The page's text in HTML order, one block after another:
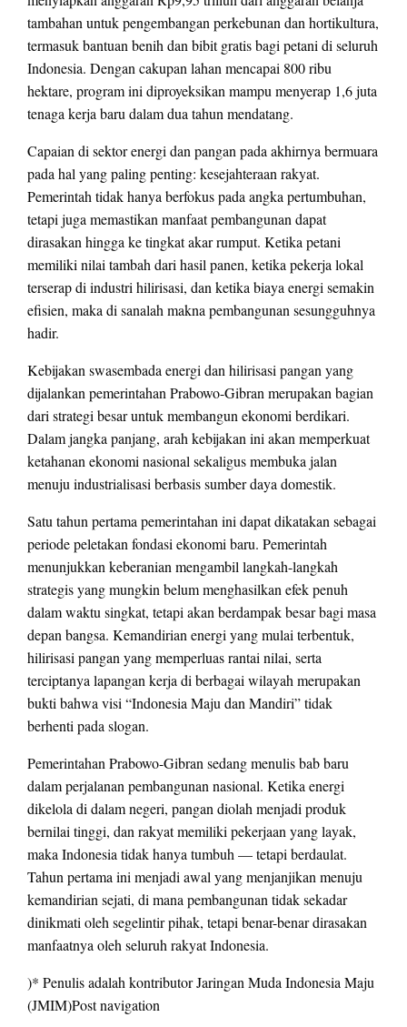
tambahan untuk pengembangan perkebunan dan hortikultura,
termasuk bantuan benih dan bibit gratis bagi petani di seluruh
Indonesia. Dengan cakupan lahan mencapai 800 ribu
hektare, program ini diproyeksikan mampu menyerap 1,6 juta
tenaga kerja baru dalam dua tahun mendatang.
Capaian di sektor energi dan pangan pada akhirnya bermuara
pada hal yang paling penting: kesejahteraan rakyat.
Pemerintah tidak hanya berfokus pada angka pertumbuhan,
tetapi juga memastikan manfaat pembangunan dapat
dirasakan hingga ke tingkat akar rumput. Ketika petani
memiliki nilai tambah dari hasil panen, ketika pekerja lokal
terserap di industri hilirisasi, dan ketika biaya energi semakin
efisien, maka di sanalah makna pembangunan sesungguhnya
hadir.
Kebijakan swasembada energi dan hilirisasi pangan yang
dijalankan pemerintahan Prabowo-Gibran merupakan bagian
dari strategi besar untuk membangun ekonomi berdikari.
Dalam jangka panjang, arah kebijakan ini akan memperkuat
ketahanan ekonomi nasional sekaligus membuka jalan
menuju industrialisasi berbasis sumber daya domestik.
Satu tahun pertama pemerintahan ini dapat dikatakan sebagai
periode peletakan fondasi ekonomi baru. Pemerintah
menunjukkan keberanian mengambil langkah-langkah
strategis yang mungkin belum menghasilkan efek penuh
dalam waktu singkat, tetapi akan berdampak besar bagi masa
depan bangsa. Kemandirian energi yang mulai terbentuk,
hilirisasi pangan yang memperluas rantai nilai, serta
terciptanya lapangan kerja di berbagai wilayah merupakan
bukti bahwa visi “Indonesia Maju dan Mandiri” tidak
berhenti pada slogan.
Pemerintahan Prabowo-Gibran sedang menulis bab baru
dalam perjalanan pembangunan nasional. Ketika energi
dikelola di dalam negeri, pangan diolah menjadi produk
bernilai tinggi, dan rakyat memiliki pekerjaan yang layak,
maka Indonesia tidak hanya tumbuh — tetapi berdaulat.
Tahun pertama ini menjadi awal yang menjanjikan menuju
kemandirian sejati, di mana pembangunan tidak sekadar
dinikmati oleh segelintir pihak, tetapi benar-benar dirasakan
manfaatnya oleh seluruh rakyat Indonesia.
)* Penulis adalah kontributor Jaringan Muda Indonesia Maju
(JMIM)Post navigation